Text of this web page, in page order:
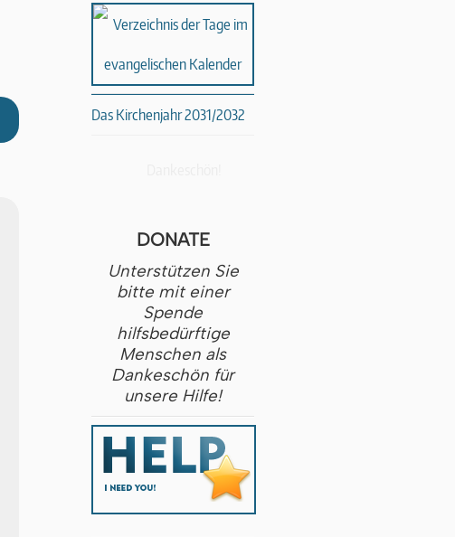
Das Kirchenjahr 2031/2032
DONATE
Unterstützen Sie
bitte mit einer
Spende
hilfsbedürftige
Menschen als
Dankeschön für
unsere Hilfe!